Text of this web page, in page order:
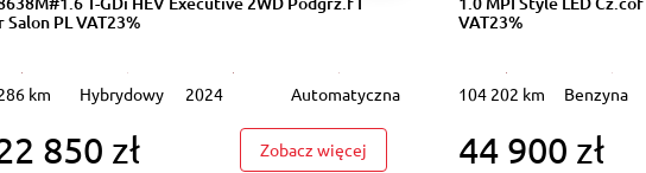
N-Connecta Podgrz.f K.cofania Salon PL VAT 23%
Salon PL VAT23%
km Hybrydowy 2024 Automatyczna
850 zł Zobacz więcej : WJ8638M#1.6 T-GDi HEV
VAT23%
104 202 km Benzyna
44 900 zł